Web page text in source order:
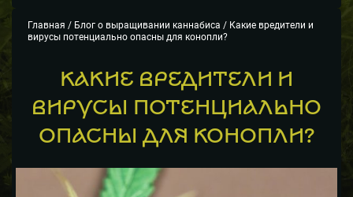
Главная / Блог о выращивании каннабиса / Какие вредители и
вирусы потенциально опасны для конопли?
КАКИЕ ВРЕДИТЕЛИ И
ВИРУСЫ ПОТЕНЦИАЛЬНО
ОПАСНЫ ДЛЯ КОНОПЛИ?